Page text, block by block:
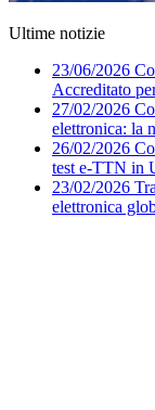
Ultime notizie
23/06/2026
Accreditato
27/02/2026
elettronica: la
26/02/2026
test e-TTN in
23/02/2026
elettronica